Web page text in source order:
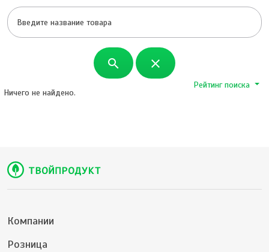
search close
Рейтинг поиска
Ничего не найдено.
Компании
Розница